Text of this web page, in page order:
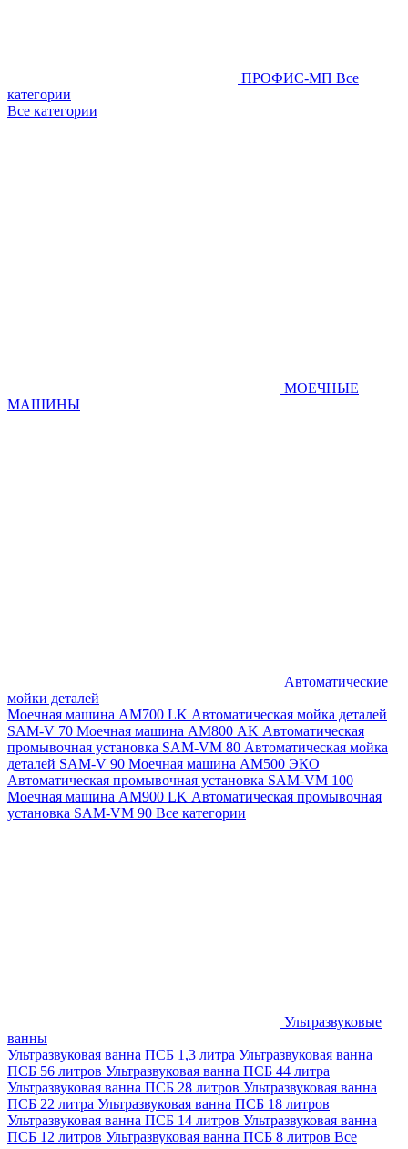
ПРОФИС-МП Все
категории
Все категории
МОЕЧНЫЕ
МАШИНЫ
Автоматические
мойки деталей
Моечная машина AM700 LK Автоматическая мойка деталей
SAM-V 70 Моечная машина АМ800 AK Автоматическая
промывочная установка SAM-VM 80 Автоматическая мойка
деталей SAM-V 90 Моечная машина АМ500 ЭКО
Автоматическая промывочная установка SAM-VM 100
Моечная машина AM900 LK Автоматическая промывочная
установка SAM-VM 90 Все категории
Ультразвуковые
ванны
Ультразвуковая ванна ПСБ 1,3 литра Ультразвуковая ванна
ПСБ 56 литров Ультразвуковая ванна ПСБ 44 литра
Ультразвуковая ванна ПСБ 28 литров Ультразвуковая ванна
ПСБ 22 литра Ультразвуковая ванна ПСБ 18 литров
Ультразвуковая ванна ПСБ 14 литров Ультразвуковая ванна
ПСБ 12 литров Ультразвуковая ванна ПСБ 8 литров Все